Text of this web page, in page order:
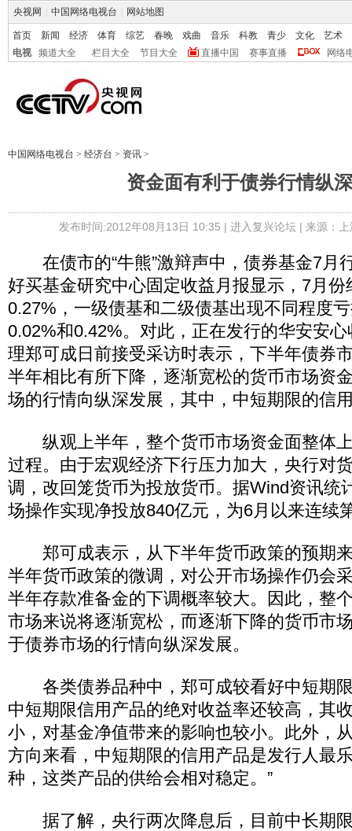
央视网 中国网络电视台 网站地图
首页 新闻 经济 体育 综艺 春晚 戏曲 音乐 科教 青少 文化
艺术
电视
频道大全 栏目大全 节目大全 直播中国 赛事直播 网络
中国网络电视台 > 经济台 > 资讯 >
资金面有利于债券行情纵
发布时间:2012年08月13日 10:35 | 进入复兴论坛| 来源：
在债市的“牛熊”激辩声中，债券基金7月
好买基金研究中心固定收益月报显示，7月
0.27%，一级债基和二级债基出现不同程度
0.02%和0.42%。对此，正在发行的华安安
理郑可成日前接受采访时表示，下半年债券
半年相比有所下降，逐渐宽松的货币市场资
场的行情向纵深发展，其中，中短期限的信
纵观上半年，整个货币市场资金面整体上
过程。由于宏观经济下行压力加大，央行对
调，改回笼货币为投放货币。据Wind资讯统
场操作实现净投放840亿元，为6月以来连续
郑可成表示，从下半年货币政策的预期
半年货币政策的微调，对公开市场操作仍会
半年存款准备金的下调概率较大。因此，整
市场来说将逐渐宽松，而逐渐下降的货币市
于债券市场的行情向纵深发展。
各类债券品种中，郑可成较看好中短期限
中短期限信用产品的绝对收益率还较高，其
小，对基金净值带来的影响也较小。此外，
方向来看，中短期限的信用产品是发行人最
种，这类产品的供给会相对稳定。”
据了解，央行两次降息后，目前中长期